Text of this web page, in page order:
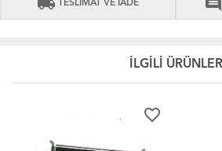
TESLİMAT VE İADE
İLGİLİ ÜRÜNLER
favorite_border